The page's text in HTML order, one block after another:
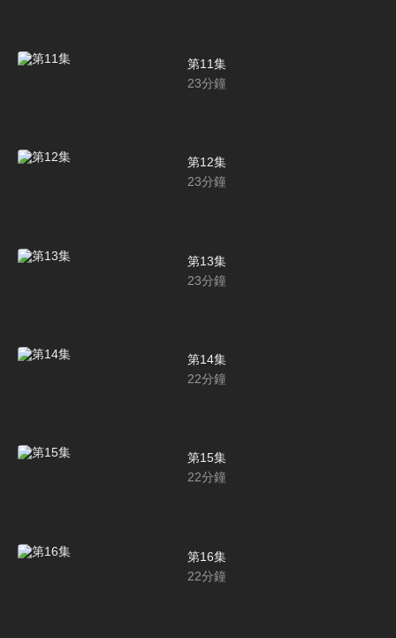
第11集
23分鐘
第12集
23分鐘
第13集
23分鐘
第14集
22分鐘
第15集
22分鐘
第16集
22分鐘